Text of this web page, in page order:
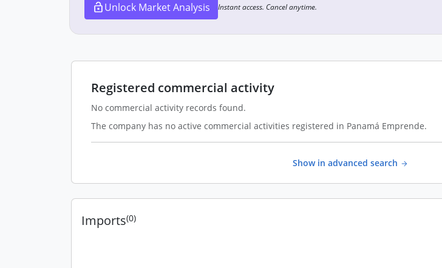
Unlock Market Analysis Instant access. Cancel anytime.
Registered commercial activity
No commercial activity records found.
The company has no active commercial activities registered in Panamá Emprende.
Show in advanced search
Imports(0)